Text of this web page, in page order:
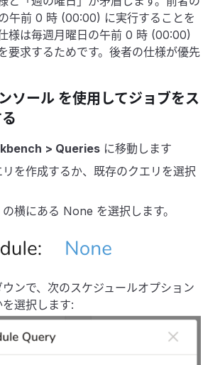
午前 0 時 (00:00) に実行することを
様は毎週月曜日の午前 0 時 (00:00)
要求するためです。後者の仕様が優先
ソール を使用してジョブをス
> Queries に移動します
を作成するか、既存のクエリを選択
の横にある None を選択します。
ウンで、次のスケジュールオプション
選択します: